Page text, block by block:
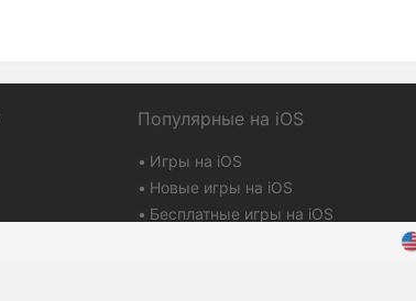
Популярные на iOS
Игры на iOS
Новые игры на iOS
Бесплатные игры на iOS